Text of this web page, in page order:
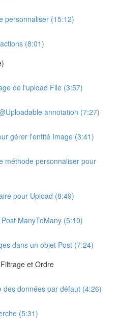
personnaliser (15:12)
(8:01)
de l'upload File (3:57)
annotation (7:27)
gérer l'entité Image (3:41)
méthode personnaliser pour
pour Upload (8:49)
ManyToMany (5:10)
dans un objet Post (7:24)
et Ordre
données par défaut (4:26)
(5:31)